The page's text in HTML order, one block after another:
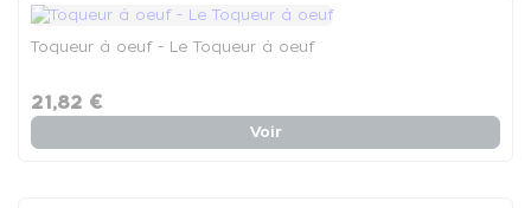
Toqueur à oeuf - Le Toqueur à oeuf
21,82 €
Voir